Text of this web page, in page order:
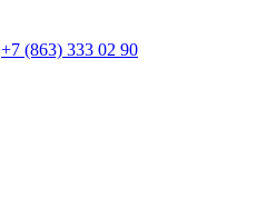
+7 (863) 333 02 90